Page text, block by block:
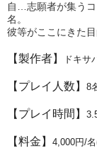
自…志願者が集う
名。
彼等がここにきた
【製作者】 ドキサ
【プレイ人数】 8
【プレイ時間】
【料金】 4,000円/